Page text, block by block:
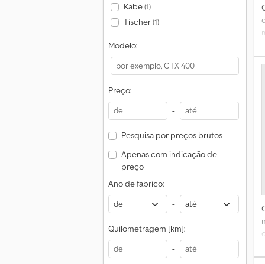
Kabe(1)
Tischer(1)
Modelo:
Preço:
-
Pesquisa por preços brutos
Apenas com indicação de
preço
Ano de fabrico:
-
Quilometragem [km]:
-